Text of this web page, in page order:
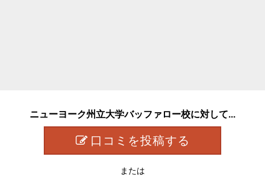
ニューヨーク州立大学バッファロー校に対して...
口コミを投稿する
または